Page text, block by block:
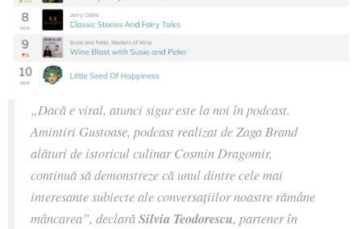
„Dacă e viral, atunci sigur este la noi în podcast.
Amintiri Gustoase, podcast realizat de Zaga Brand
alături de istoricul culinar Cosmin Dragomir,
continuă să demonstreze că unul dintre cele mai
interesante subiecte ale conversațiilor noastre rămâne
mâncarea”, declarăSilvia Teodorescu, partener în